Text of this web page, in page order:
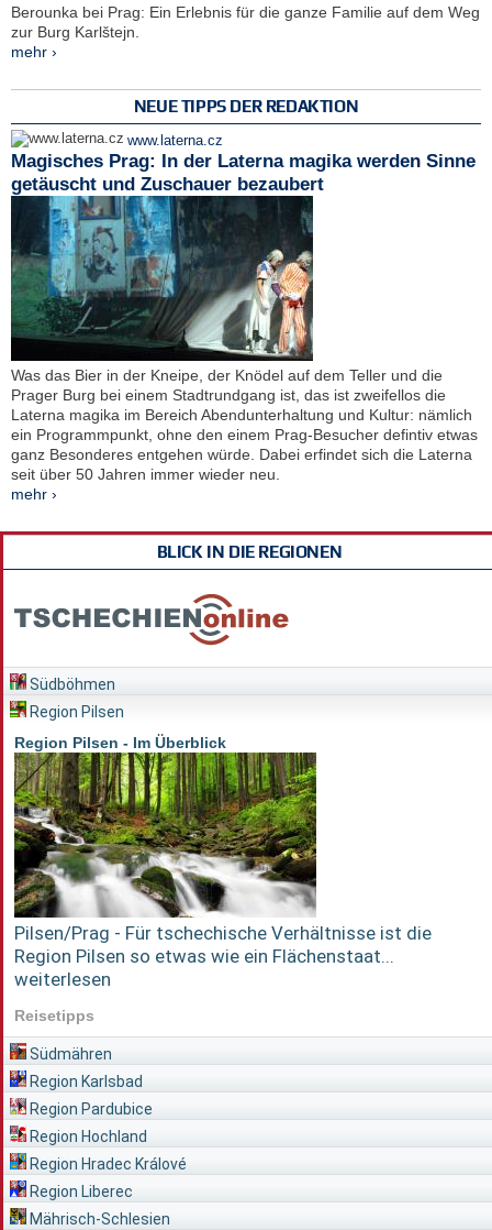
Berounka bei Prag: Ein Erlebnis für die ganze Familie auf dem Weg
zur Burg Karlštejn.
mehr ›
NEUE TIPPS DER REDAKTION
www.laterna.cz
Magisches Prag: In der Laterna magika werden Sinne
getäuscht und Zuschauer bezaubert
Was das Bier in der Kneipe, der Knödel auf dem Teller und die
Prager Burg bei einem Stadtrundgang ist, das ist zweifellos die
Laterna magika im Bereich Abendunterhaltung und Kultur: nämlich
ein Programmpunkt, ohne den einem Prag-Besucher defintiv etwas
ganz Besonderes entgehen würde. Dabei erfindet sich die Laterna
seit über 50 Jahren immer wieder neu.
mehr ›
BLICK IN DIE REGIONEN
Südböhmen
Region Pilsen
Region Pilsen - Im Überblick
Pilsen/Prag - Für tschechische Verhältnisse ist die
Region Pilsen so etwas wie ein Flächenstaat...
weiterlesen
Reisetipps
Südmähren
Region Karlsbad
Region Pardubice
Region Hochland
Region Hradec Králové
Region Liberec
Mährisch-Schlesien